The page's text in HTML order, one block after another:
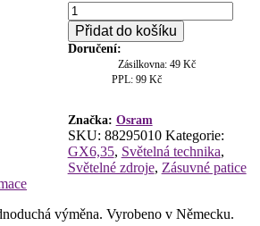
Osram
64502,
230V/150W,
GX-
Přidat do košíku
Doručení:
Zásilkovna: 49 Kč
PPL: 99 Kč
Značka: Osram
SKU: 88295010 Kategorie:
GX6,35, Světelná technika,
Světelné zdroje, Zásuvné patice
výměna. Vyrobeno v Německu.